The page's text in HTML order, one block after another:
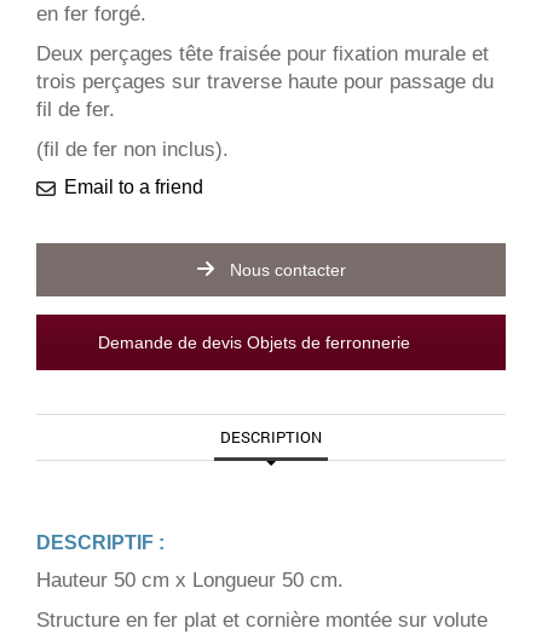
en fer forgé.
Deux perçages tête fraisée pour fixation murale et
trois perçages sur traverse haute pour passage du
fil de fer.
(fil de fer non inclus).
Email to a friend
Nous contacter
Demande de devis Objets de ferronnerie
DESCRIPTION
DESCRIPTIF :
Hauteur 50 cm x Longueur 50 cm.
Structure en fer plat et cornière montée sur volute